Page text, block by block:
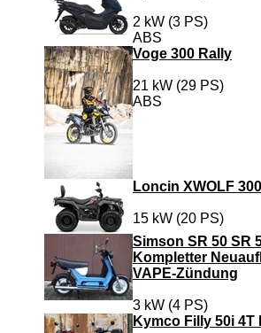
2 kW (3 PS)
ABS
Voge 300 Rally
21 kW (29 PS)
ABS
Loncin XWOLF
15 kW (20 PS)
Simson SR 50 SR
Kompletter
VAPE-Zündung
3 kW (4 PS)
Kymco Filly 50i 4T